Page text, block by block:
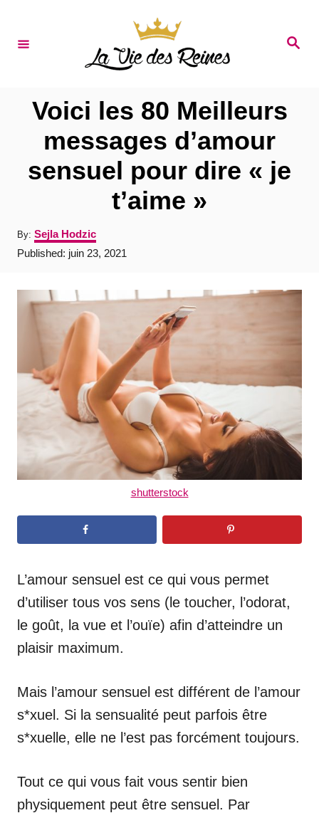
S
Voici les 80 Meilleurs
messages d’amour
sensuel pour dire « je
t’aime »
By: A
u
t
o
r
Sejla Hodzic
P
Published: juin 23, 2021
shutterstock
L’amour sensuel est ce qui vous permet
d’utiliser tous vos sens (le toucher, l’odorat,
le goût, la vue et l’ouïe) afin d’atteindre un
plaisir maximum.
Mais l’amour sensuel est différent de l’amour
s*xuel. Si la sensualité peut parfois être
s*xuelle, elle ne l’est pas forcément toujours.
Tout ce qui vous fait vous sentir bien
physiquement peut être sensuel. Par